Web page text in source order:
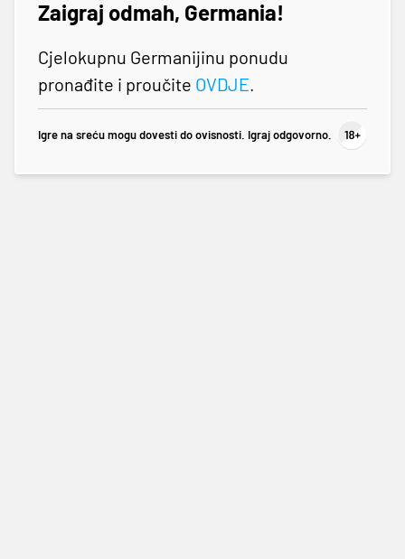
Zaigraj odmah, Germania!
Cjelokupnu Germanijinu ponudu
pronađite i proučite OVDJE.
Igre na sreću mogu dovesti do ovisnosti. Igraj odgovorno.